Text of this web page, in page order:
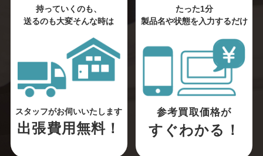
持っていくのも、
送るのも大変そんな時は
スタッフがお伺いいたします
出張費用無料！
たった1分
製品名や状態を入力するだけ
参考買取価格が
すぐわかる！